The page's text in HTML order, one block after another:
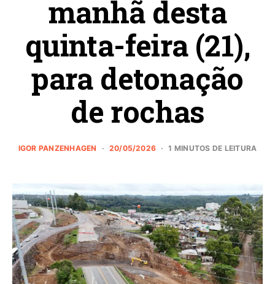
manhã desta
quinta-feira (21),
para detonação
de rochas
IGOR PANZENHAGEN 20/05/2026 1 MINUTOS DE LEITURA